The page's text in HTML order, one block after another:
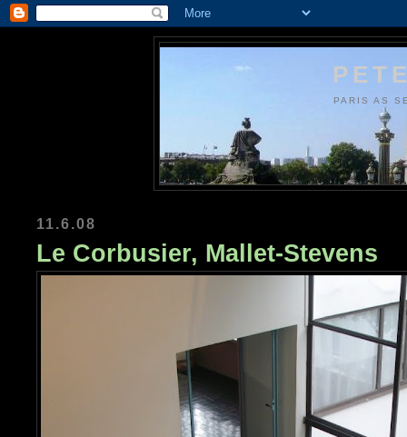
PARIS AS
11.6.08
Le Corbusier, Mallet-Stevens